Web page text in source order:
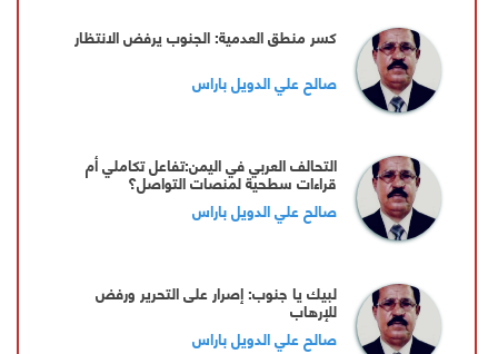
كسر منطق العدمية: الجنوب يرفض الانتظار
صالح علي الدويل باراس
التحالف العربي في اليمن:تفاعل تكاملي أم
قراءات سطحية لمنصات التواصل؟
صالح علي الدويل باراس
لبيك يا جنوب: إصرار على التحرير ورفض
للإرهاب
صالح علي الدويل باراس